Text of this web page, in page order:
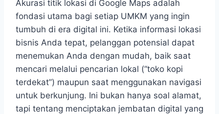
Akurasi titik lokasi di Google Maps adalah
fondasi utama bagi setiap UMKM yang ingin
tumbuh di era digital ini. Ketika informasi lokasi
bisnis Anda tepat, pelanggan potensial dapat
menemukan Anda dengan mudah, baik saat
mencari melalui pencarian lokal (“toko kopi
terdekat”) maupun saat menggunakan navigasi
untuk berkunjung. Ini bukan hanya soal alamat,
tapi tentang menciptakan jembatan digital yang